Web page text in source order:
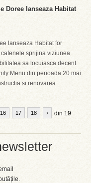
Doree lanseaza Habitat
lanseaza Habitat for
sprijina viziunea
sa locuiasca decent.
Menu din perioada 20 mai
si renovarea
16 17 18 din 19
›